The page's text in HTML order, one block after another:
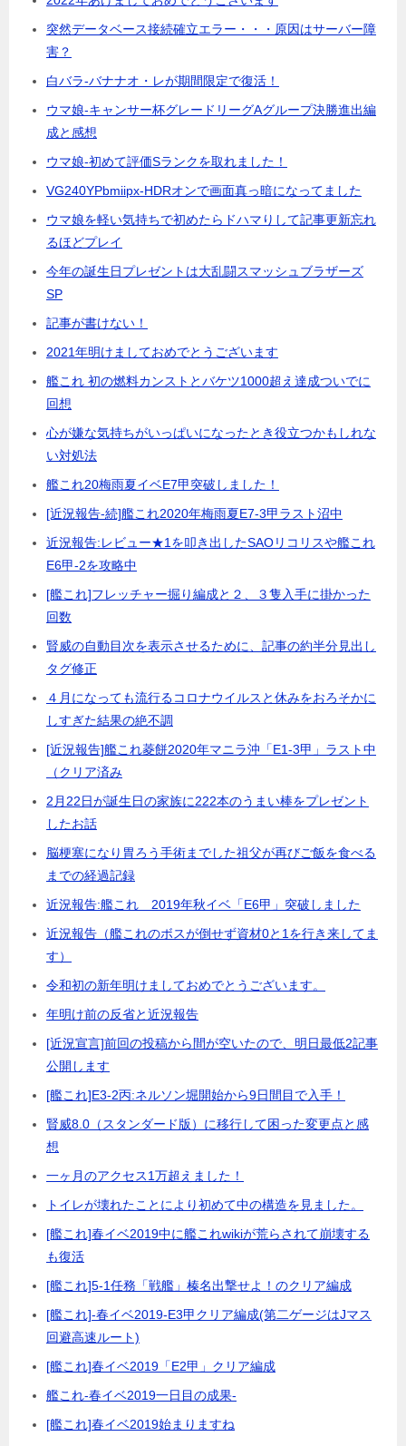
突然データベース接続確立エラー・・・原因はサーバー障
害？
白バラ-バナナオ・レが期間限定で復活！
ウマ娘-キャンサー杯グレードリーグAグループ決勝進出編
成と感想
ウマ娘-初めて評価Sランクを取れました！
VG240YPbmiipx-HDRオンで画面真っ暗になってました
ウマ娘を軽い気持ちで初めたらドハマりして記事更新忘れ
るほどプレイ
今年の誕生日プレゼントは大乱闘スマッシュブラザーズ
SP
記事が書けない！
2021年明けましておめでとうございます
艦これ 初の燃料カンストとバケツ1000超え達成ついでに
回想
心が嫌な気持ちがいっぱいになったとき役立つかもしれな
い対処法
艦これ20梅雨夏イベE7甲突破しました！
[近況報告-続]艦これ2020年梅雨夏E7-3甲ラスト沼中
近況報告:レビュー★1を叩き出したSAOリコリスや艦これ
E6甲-2を攻略中
[艦これ]フレッチャー掘り編成と２、３隻入手に掛かった
回数
賢威の自動目次を表示させるために、記事の約半分見出し
タグ修正
４月になっても流行るコロナウイルスと休みをおろそかに
しすぎた結果の絶不調
[近況報告]艦これ菱餅2020年マニラ沖「E1-3甲」ラスト中
（クリア済み
2月22日が誕生日の家族に222本のうまい棒をプレゼント
したお話
脳梗塞になり胃ろう手術までした祖父が再びご飯を食べる
までの経過記録
近況報告:艦これ 2019年秋イベ「E6甲」突破しました
近況報告（艦これのボスが倒せず資材0と1を行き来してま
す）
令和初の新年明けましておめでとうございます。
年明け前の反省と近況報告
[近況宣言]前回の投稿から間が空いたので、明日最低2記事
公開します
[艦これ]E3-2丙:ネルソン堀開始から9日間目で入手！
賢威8.0（スタンダード版）に移行して困った変更点と感
想
一ヶ月のアクセス1万超えました！
トイレが壊れたことにより初めて中の構造を見ました。
[艦これ]春イベ2019中に艦これwikiが荒らされて崩壊する
も復活
[艦これ]5-1任務「戦艦」榛名出撃せよ！のクリア編成
[艦これ]-春イベ2019-E3甲クリア編成(第二ゲージはJマス
回避高速ルート)
[艦これ]春イベ2019「E2甲」クリア編成
艦これ-春イベ2019一日目の成果-
[艦これ]春イベ2019始まりますね